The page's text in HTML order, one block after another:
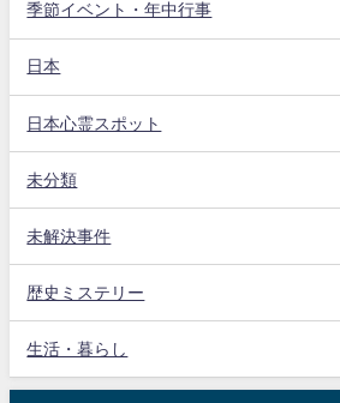
季節イベント・年中行事
日本
日本心霊スポット
未分類
未解決事件
歴史ミステリー
生活・暮らし